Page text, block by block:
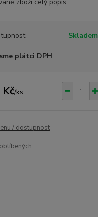
zboží celý popis
Skladem
plátci DPH
Kč/ks
/ dostupnost